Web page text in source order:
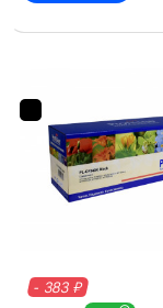
- 383 ₽